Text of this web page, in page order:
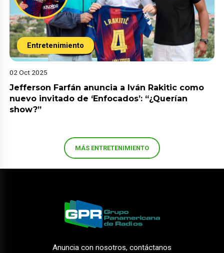
Entretenimiento
02 Oct 2025
Jefferson Farfán anuncia a Iván Rakitic como
nuevo invitado de ‘Enfocados’: “¿Querían
show?”
MÁS ENTRETENIMIENTO
Anuncia con nosotros, contáctanos